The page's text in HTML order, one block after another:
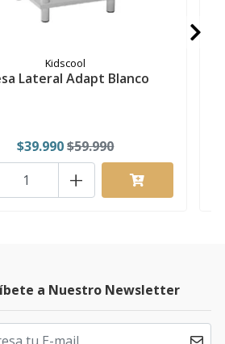
Kidscool
Lateral Adapt Blanco
$39.990$59.990
+
a Nuestro Newsletter